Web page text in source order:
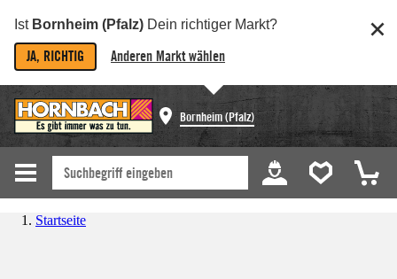
Ist Bornheim (Pfalz) Dein richtiger Markt?
JA, RICHTIG Anderen Markt wählen
Bornheim (Pfalz)
Startseite